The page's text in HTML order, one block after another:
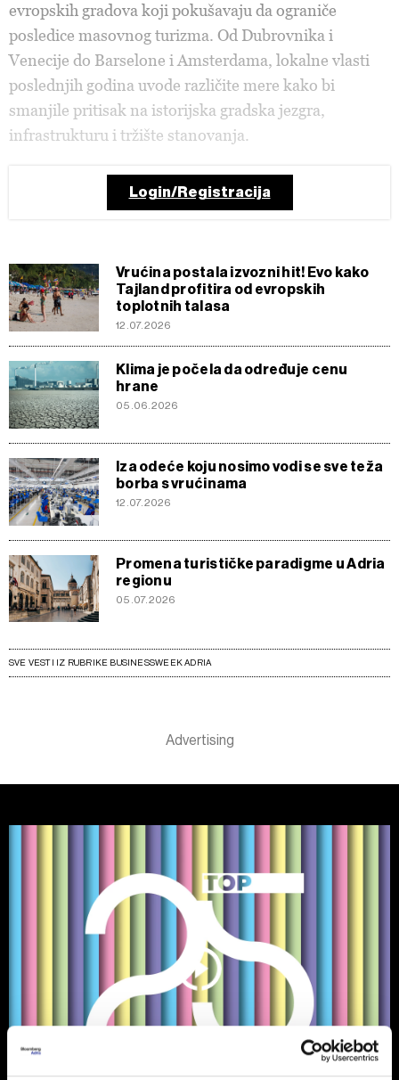
evropskih gradova koji pokušavaju da ograniče
posledice masovnog turizma. Od Dubrovnika i
Venecije do Barselone i Amsterdama, lokalne vlasti
poslednjih godina uvode različite mere kako bi
smanjile pritisak na istorijska gradska jezgra,
infrastrukturu i tržište stanovanja.
Login/Registracija
Vrućina postala izvozni hit! Evo kako
Tajland profitira od evropskih
toplotnih talasa
12.07.2026
Klima je počela da određuje cenu
hrane
05.06.2026
Iza odeće koju nosimo vodi se sve teža
borba s vrućinama
12.07.2026
Promena turističke paradigme u Adria
regionu
05.07.2026
SVE VESTI IZ RUBRIKE BUSINESSWEEK ADRIA